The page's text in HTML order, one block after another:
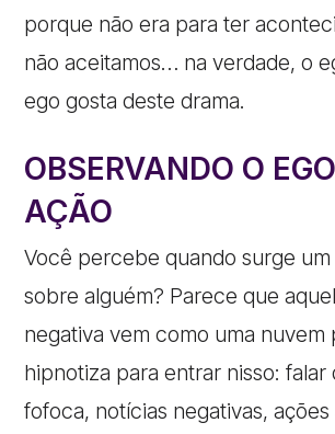
porque não era para ter
não aceitamos… na verdade, o
ego gosta deste drama.
OBSERVANDO O
AÇÃO
Você percebe quando surge
sobre alguém? Parece que
negativa vem como uma nuvem
hipnotiza para entrar nisso: falar
fofoca, notícias negativas, ações